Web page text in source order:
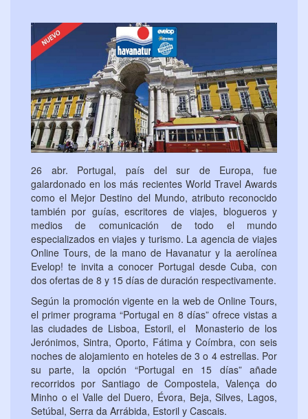
26 abr. Portugal, país del sur de Europa, fue
galardonado en los más recientes World Travel Awards
como el Mejor Destino del Mundo, atributo reconocido
también por guías, escritores de viajes, blogueros y
medios de comunicación de todo el mundo
especializados en viajes y turismo. La agencia de viajes
Online Tours, de la mano de Havanatur y la aerolínea
Evelop! te invita a conocer Portugal desde Cuba, con
dos ofertas de 8 y 15 días de duración respectivamente.
Según la promoción vigente en la web de Online Tours,
el primer programa “Portugal en 8 días” ofrece vistas a
las ciudades de Lisboa, Estoril, el Monasterio de los
Jerónimos, Sintra, Oporto, Fátima y Coímbra, con seis
noches de alojamiento en hoteles de 3 o 4 estrellas. Por
su parte, la opción “Portugal en 15 días” añade
recorridos por Santiago de Compostela, Valença do
Minho o el Valle del Duero, Évora, Beja, Silves, Lagos,
Setúbal, Serra da Arrábida, Estoril y Cascais.